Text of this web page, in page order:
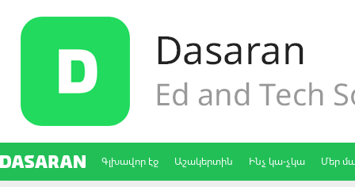
Գլխավոր էջ Աշակերտին Ինչ կա-չկա Մեր